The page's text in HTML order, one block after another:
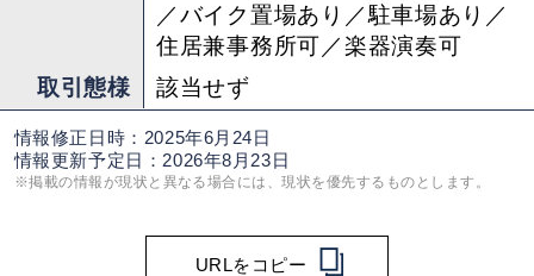
／バイク置場あり／駐車場あり／
住居兼事務所可／楽器演奏可
取引態様
該当せず
情報修正日時：2025年6月24日
情報更新予定日：2026年8月23日
※掲載の情報が現状と異なる場合には、現状を優先するものとします。
URLをコピー